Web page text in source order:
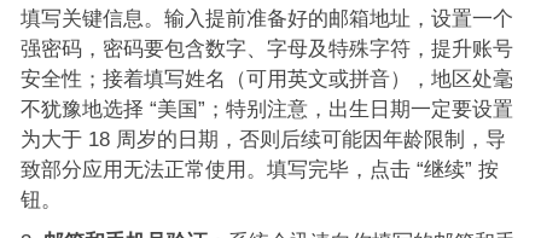
填写关键信息。输入提前准备好的邮箱地址，设置一个
强密码，密码要包含数字、字母及特殊字符，提升账号
安全性；接着填写姓名（可用英文或拼音），地区处毫
不犹豫地选择 “美国”；特别注意，出生日期一定要设置
为大于 18 周岁的日期，否则后续可能因年龄限制，导
致部分应用无法正常使用。填写完毕，点击 “继续” 按
钮。